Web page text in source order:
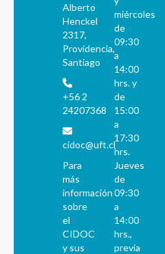
Alberto
Henckel
2317,
Providencia,
Santiago
+56 2
24207368
cidoc@uft.cl
Para
más
información
sobre
el
CIDOC
y sus
miércoles
de
09:30
a
14:00
hrs. y
de
15:00
a
17:30
hrs.
Jueves
de
09:30
a
14:00
hrs.,
previa